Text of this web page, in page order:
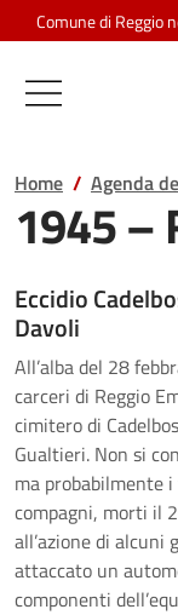
Salta al contenuto
Comune di Reggio
Home Agenda
1945 –
Eccidio
Davoli
All’alba del 28
carceri di Reggio
cimitero di
Gualtieri. Non si
ma probabilmente
compagni, morti il
all’azione di alcuni
attaccato un
componenti